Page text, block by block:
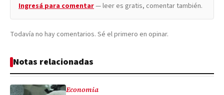
Ingresá para comentar— leer es gratis, comentar también.
Todavía no hay comentarios. Sé el primero en opinar.
Notas relacionadas
Economia